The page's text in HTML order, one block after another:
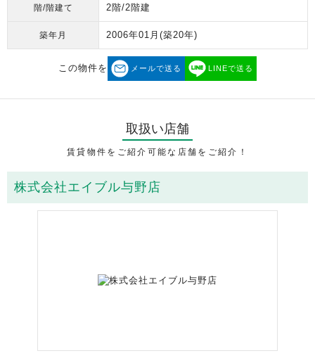
階/階建て 2階/2階建
築年月 2006年01月 (築20年)
この物件を メールで送る LINEで送る
取扱い店舗
賃貸物件をご紹介可能な店舗をご紹介！
株式会社エイブル与野店